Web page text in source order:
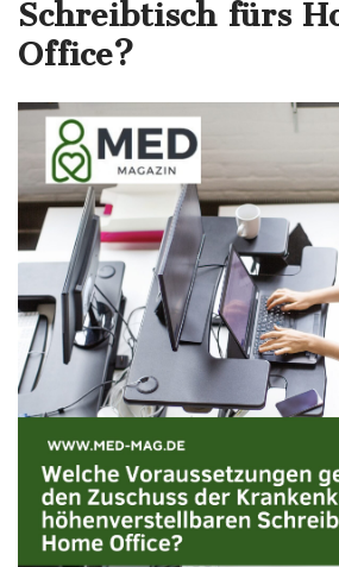
Schreibtisch fürs
Office?